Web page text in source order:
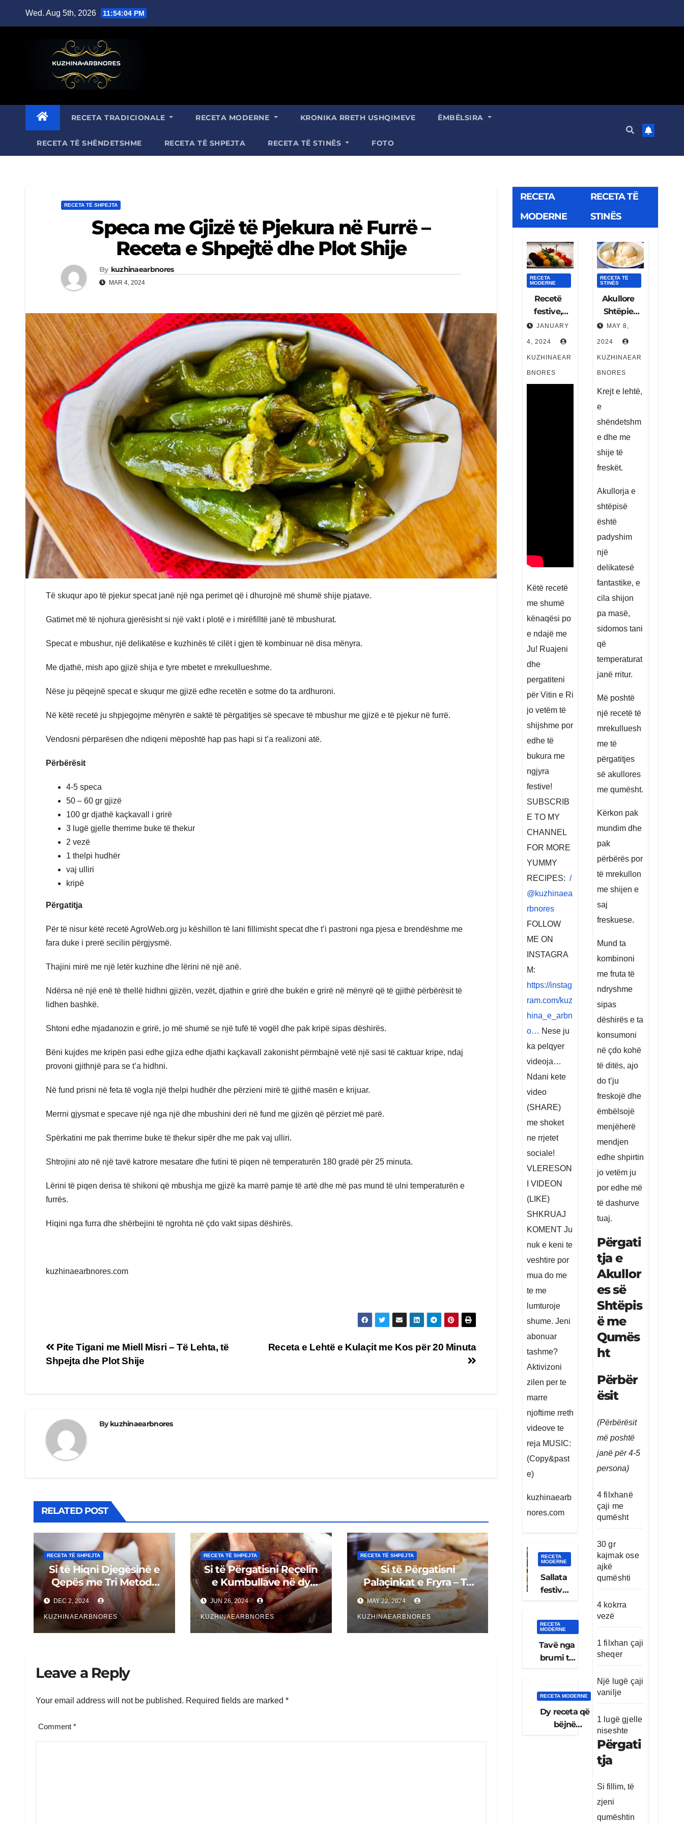
Wed. Aug 5th, 2026 11:54:05 PM
RECETA TRADICIONALE RECETA MODERNE KRONIKA RRETH USHQIMEVE ËMBËLSIRA
RECETA TË SHËNDETSHME RECETA TË SHPEJTA RECETA TË STINËS FOTO
RECETA TË SHPEJTA
Speca me Gjizë të Pjekura në Furrë –
Receta e Shpejtë dhe Plot Shije
By kuzhinaearbnores
MAR 4, 2024
Të skuqur apo të pjekur specat janë një nga perimet që i dhurojnë më shumë shije pjatave.
Gatimet më të njohura gjerësisht si një vakt i plotë e i mirëfilltë janë të mbushurat.
Specat e mbushur, një delikatëse e kuzhinës të cilët i gjen të kombinuar në disa mënyra.
Me djathë, mish apo gjizë shija e tyre mbetet e mrekullueshme.
Nëse ju pëqejnë specat e skuqur me gjizë edhe recetën e sotme do ta ardhuroni.
Në këtë recetë ju shpjegojme mënyrën e saktë të përgatitjes së specave të mbushur me gjizë e të pjekur në furrë.
Vendosni përparësen dhe ndiqeni mëposhtë hap pas hapi si t’a realizoni atë.
Përbërësit
4-5 speca
50 – 60 gr gjizë
100 gr djathë kaçkavall i grirë
3 lugë gjelle therrime buke të thekur
2 vezë
1 thelpi hudhër
vaj ulliri
kripë
Përgatitja
Për të nisur këtë recetë AgroWeb.org ju këshillon të lani fillimisht specat dhe t’i pastroni nga pjesa e brendëshme me
fara duke i prerë secilin përgjysmë.
Thajini mirë me një letër kuzhine dhe lërini në një anë.
Ndërsa në një enë të thellë hidhni gjizën, vezët, djathin e grirë dhe bukën e grirë në mënyrë që të gjithë përbërësit të
lidhen bashkë.
Shtoni edhe mjadanozin e grirë, jo më shumë se një tufë të vogël dhe pak kripë sipas dëshirës.
Bëni kujdes me kripën pasi edhe gjiza edhe djathi kaçkavall zakonisht përmbajnë vetë një sasi të caktuar kripe, ndaj
provoni gjithnjë para se t’a hidhni.
Në fund prisni në feta të vogla një thelpi hudhër dhe përzieni mirë të gjithë masën e krijuar.
Merrni gjysmat e specave një nga një dhe mbushini deri në fund me gjizën që përziet më parë.
Spërkatini me pak therrime buke të thekur sipër dhe me pak vaj ulliri.
Shtrojini ato në një tavë katrore mesatare dhe futini të piqen në temperaturën 180 gradë për 25 minuta.
Lërini të piqen derisa të shikoni që mbushja me gjizë ka marrë pamje të artë dhe më pas mund të ulni temperaturën e
furrës.
Hiqini nga furra dhe shërbejini të ngrohta në çdo vakt sipas dëshirës.
kuzhinaearbnores.com
Post
navigation
Receta e Lehtë e Kulaçit me Kos për 20 Minuta
Pite Tigani me Miell Misri – Të Lehta, të
Shpejta dhe Plot Shije
Bykuzhinaearbnores
RELATED POST
RECETA TË SHPEJTA
Si të Hiqni Djegësinë e
Qepës me Tri Metoda
Natyrale
DEC 2, 2024
KUZHINAEARBNORES
RECETA TË SHPEJTA
Si të Përgatisni Reçelin
e Kumbullave në dy
Mënyra – Shije dhe
Ëmbëlsi Fantastike
JUN 26, 2024
KUZHINAEARBNORES
RECETA TË SHPEJTA
Si të Përgatisni
Palaçinkat e Fryra – Të
Shpejta dhe të Lehta
MAY 22, 2024
KUZHINAEARBNORES
Leave a Reply
Your email address will not be published. Required fields are marked *
Comment *
RECETA
MODERNE
RECETA
MODERNE
Recetë
festive,
topëza me
mish pule
pergatiten
shpejtë
JANUARY
4, 2024
KUZHINAEAR
BNORES
Këtë recetë
me shumë
kënaqësi po
e ndajë me
Ju! Ruajeni
dhe
pergatiteni
për Vitin e Ri
jo vetëm të
shijshme por
edhe të
bukura me
ngjyra
festive!
SUBSCRIB
E TO MY
CHANNEL
FOR MORE
YUMMY
RECIPES: /
@kuzhinaea
rbnores
FOLLOW
ME ON
INSTAGRA
M:
https://instag
ram.com/kuz
hina_e_arbn
o… Nese ju
ka pelqyer
videoja…
Ndani kete
video
(SHARE)
me shoket
ne rrjetet
sociale!
VLERESON
I VIDEON
(LIKE)
SHKRUAJ
KOMENT Ju
nuk e keni te
veshtire por
mua do me
te me
lumturoje
shume. Jeni
abonuar
tashme?
Aktivizoni
zilen per te
marre
njoftime rreth
videove te
reja MUSIC:
(Copy&past
e)
kuzhinaearb
nores.com
RECETA
MODERNE
Sallata
festive
marrë
miliona
shikime
sociale
RECETA
MODERNE
Tavë nga
brumi të
dhe
perime,
gatimi
RECETA MODERNE
Dy receta që
bëjnë
RECETA TË
STINËS
RECETA TË
STINËS
Akullore
Shtëpie
me
Qumësht
Freskët, e
Shëndetsh
me
MAY 8,
2024
KUZHINAEAR
BNORES
Krejt e lehtë,
e
shëndetshm
e dhe me
shije të
freskët.
Akullorja e
shtëpisë
është
padyshim
një
delikatesë
fantastike, e
cila shijon
pa masë,
sidomos tani
që
temperaturat
janë rritur.
Më poshtë
një recetë të
mrekulluesh
me të
përgatitjes
së akullores
me qumësht.
Kërkon pak
mundim dhe
pak
përbërës por
të mrekullon
me shijen e
saj
freskuese.
Mund ta
kombinoni
me fruta të
ndryshme
sipas
dëshirës e ta
konsumoni
në çdo kohë
të ditës, ajo
do t’ju
freskojë dhe
ëmbëlsojë
menjëherë
mendjen
edhe shpirtin
jo vetëm ju
por edhe më
të dashurve
tuaj.
Përgati
tja e
Akullor
es së
Shtëpis
ë me
Qumës
ht
Përbër
ësit
(Përbërësit
më poshtë
janë për 4-5
persona)
4 filxhanë
çaji me
qumësht
30 gr
kajmak ose
ajkë
qumështi
4 kokrra
vezë
1 filxhan çaji
sheqer
Një lugë çaji
vanilje
1 lugë gjelle
niseshte
Përgati
tja
Si fillim, të
zjeni
qumështin